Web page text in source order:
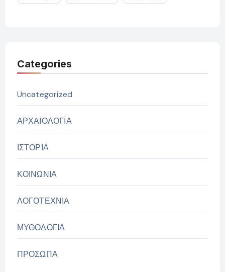
Categories
Uncategorized
ΑΡΧΑΙΟΛΟΓΙΑ
ΙΣΤΟΡΙΑ
ΚΟΙΝΩΝΙΑ
ΛΟΓΟΤΕΧΝΙΑ
ΜΥΘΟΛΟΓΙΑ
ΠΡΟΣΩΠΑ